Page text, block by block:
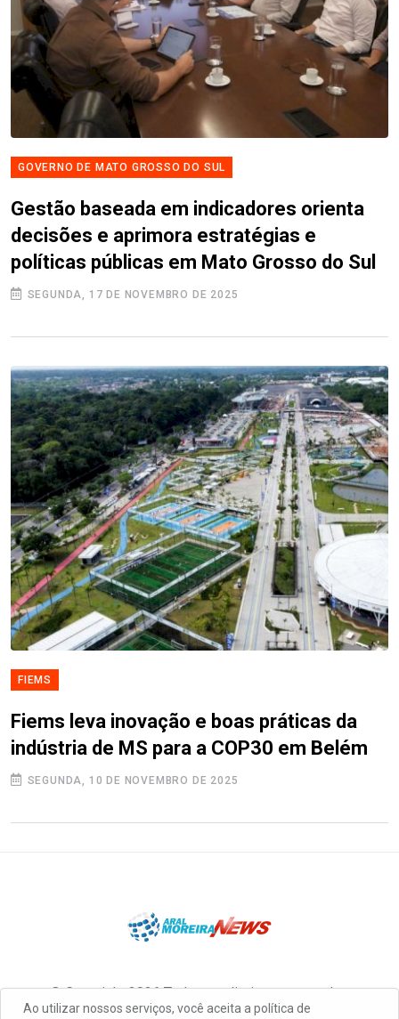
GOVERNO DE MATO GROSSO DO SUL
Gestão baseada em indicadores orienta
decisões e aprimora estratégias e
políticas públicas em Mato Grosso do Sul
SEGUNDA, 17 DE NOVEMBRO DE 2025
FIEMS
Fiems leva inovação e boas práticas da
indústria de MS para a COP30 em Belém
SEGUNDA, 10 DE NOVEMBRO DE 2025
Ao utilizar nossos serviços, você aceita a política de
© Copyright 2026 Todos os direitos reservados